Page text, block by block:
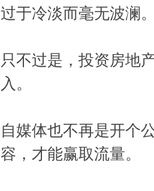
过于冷淡而毫无波澜
只不过是，投资房地
入。
自媒体也不再是开个
容，才能赢取流量。